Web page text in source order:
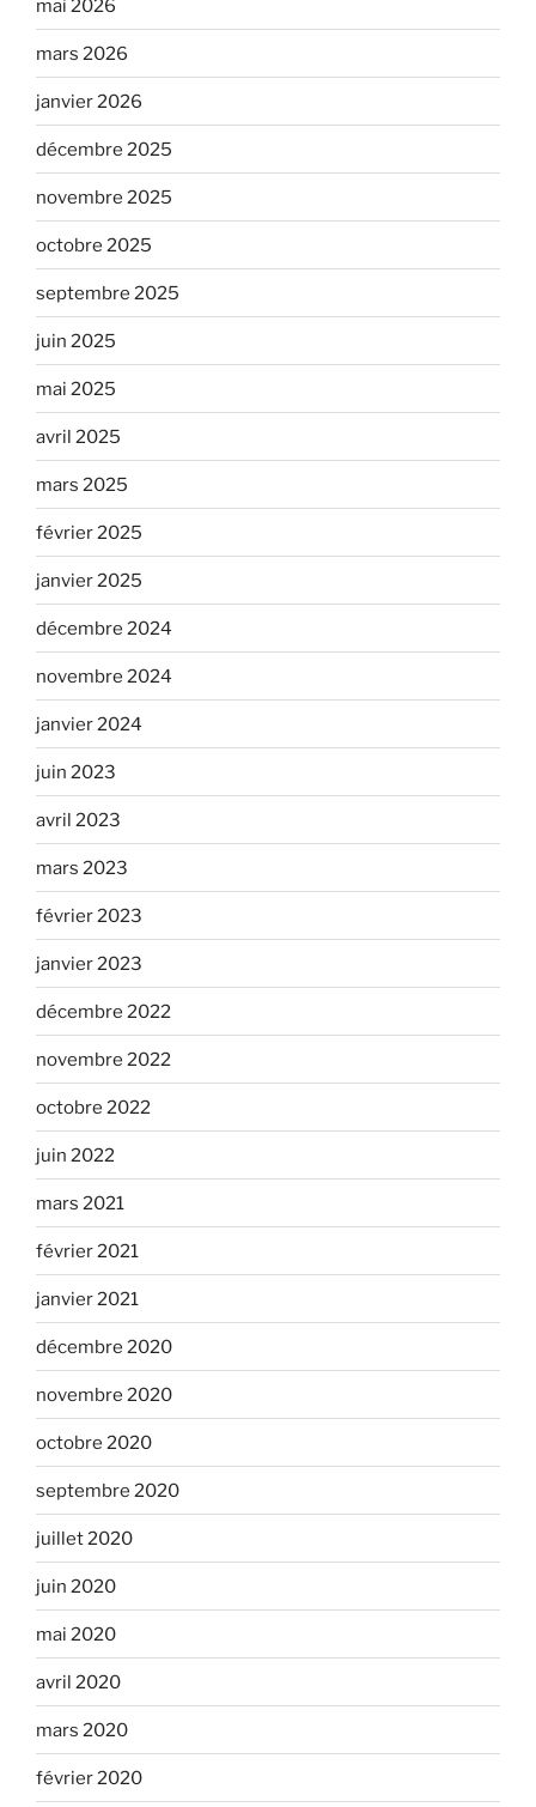
mai 2026
mars 2026
janvier 2026
décembre 2025
novembre 2025
octobre 2025
septembre 2025
juin 2025
mai 2025
avril 2025
mars 2025
février 2025
janvier 2025
décembre 2024
novembre 2024
janvier 2024
juin 2023
avril 2023
mars 2023
février 2023
janvier 2023
décembre 2022
novembre 2022
octobre 2022
juin 2022
mars 2021
février 2021
janvier 2021
décembre 2020
novembre 2020
octobre 2020
septembre 2020
juillet 2020
juin 2020
mai 2020
avril 2020
mars 2020
février 2020